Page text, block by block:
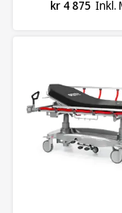
kr 4 875 Inkl.